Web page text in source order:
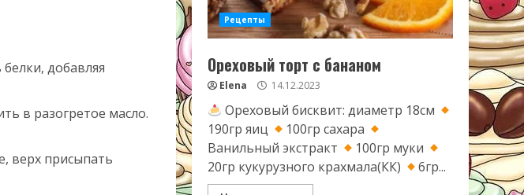
добавляя
в разогретое масло.
верх присыпать
Рецепты
Ореховый торт с бананом
Elena 14.12.2023
Ореховый бисквит: диаметр 18см
190гр яиц
100гр сахара
Ванильный экстракт
100гр муки
20гр кукурузного крахмала(КК)
6гр...